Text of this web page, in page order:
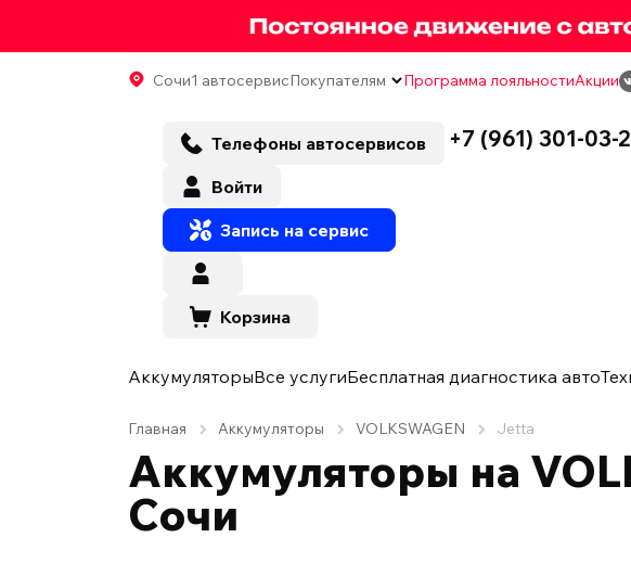
Сочи1 автосервисПокупателям Программа лояльностиАкции
Телефоны автосервисов +7 (961) 301-03-
Войти
Запись на сервис
Корзина
АккумуляторыВсе услугиБесплатная диагностика авто
Главная Аккумуляторы VOLKSWAGEN Jetta
Аккумуляторы на
Сочи